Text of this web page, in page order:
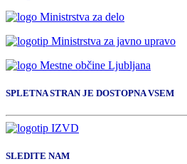
SPLETNA STRAN JE DOSTOPNA VSEM
SLEDITE NAM